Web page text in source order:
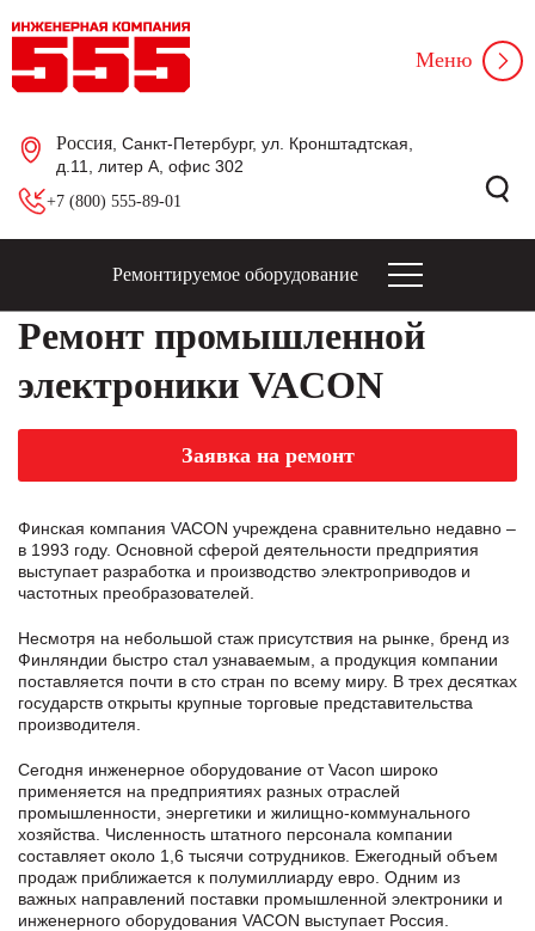
Россия , Санкт-Петербург, ул. Кронштадтская,
д.11, литер А, офис 302
+7 (800) 555-89-01
Меню
Ремонтируемое оборудование
Ремонт промышленной
электроники VACON
Заявка на ремонт
Финская компания VACON учреждена сравнительно недавно –
в 1993 году. Основной сферой деятельности предприятия
выступает разработка и производство электроприводов и
частотных преобразователей.
Несмотря на небольшой стаж присутствия на рынке, бренд из
Финляндии быстро стал узнаваемым, а продукция компании
поставляется почти в сто стран по всему миру. В трех десятках
государств открыты крупные торговые представительства
производителя.
Сегодня инженерное оборудование от Vacon широко
применяется на предприятиях разных отраслей
промышленности, энергетики и жилищно-коммунального
хозяйства. Численность штатного персонала компании
составляет около 1,6 тысячи сотрудников. Ежегодный объем
продаж приближается к полумиллиарду евро. Одним из
важных направлений поставки промышленной электроники и
инженерного оборудования VACON выступает Россия.